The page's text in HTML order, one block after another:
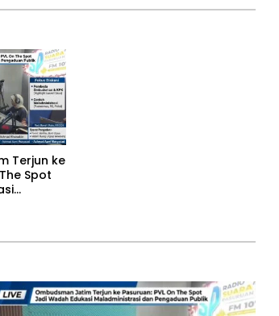
Terjun ke
Spot